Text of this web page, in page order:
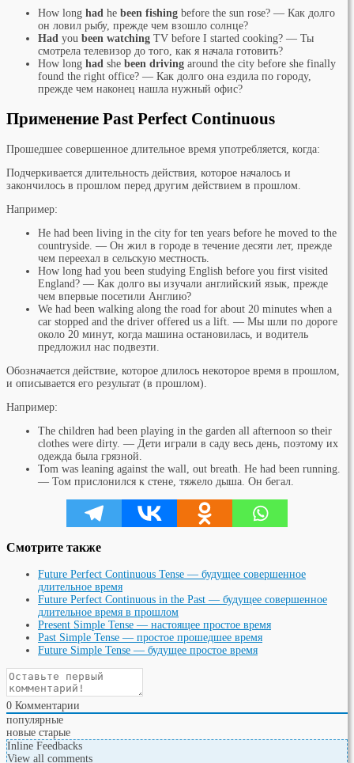
How long had he been fishing before the sun rose? — Как долго
он ловил рыбу, прежде чем взошло солнце?
Had you been watching TV before I started cooking? — Ты
смотрела телевизор до того, как я начала готовить?
How long had she been driving around the city before she finally
found the right office? — Как долго она ездила по городу,
прежде чем наконец нашла нужный офис?
Применение Past Perfect Continuous
Прошедшее совершенное длительное время употребляется, когда:
Подчеркивается длительность действия, которое началось и
закончилось в прошлом перед другим действием в прошлом.
Например:
He had been living in the city for ten years before he moved to the
countryside. — Он жил в городе в течение десяти лет, прежде
чем переехал в сельскую местность.
How long had you been studying English before you first visited
England? — Как долго вы изучали английский язык, прежде
чем впервые посетили Англию?
We had been walking along the road for about 20 minutes when a
car stopped and the driver offered us a lift. — Мы шли по дороге
около 20 минут, когда машина остановилась, и водитель
предложил нас подвезти.
Обозначается действие, которое длилось некоторое время в прошлом,
и описывается его результат (в прошлом).
Например:
The children had been playing in the garden all afternoon so their
clothes were dirty. — Дети играли в саду весь день, поэтому их
одежда была грязной.
Tom was leaning against the wall, out breath. He had been running.
— Том прислонился к стене, тяжело дыша. Он бегал.
Смотрите также
Future Perfect Continuous Tense — будущее совершенное
длительное время
Future Perfect Continuous in the Past — будущее совершенное
длительное время в прошлом
Present Simple Tense — настоящее простое время
Past Simple Tense — простое прошедшее время
Future Simple Tense — будущее простое время
0 Комментарии
популярные
новые старые
Inline Feedbacks
View all comments